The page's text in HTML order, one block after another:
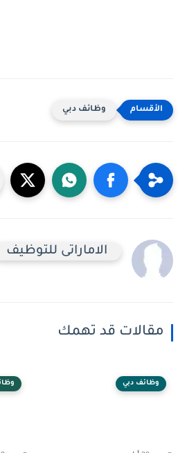
وظائف دبي
الاماراتى للتوظيف
مقالات قد تهمك
وظائف دبي